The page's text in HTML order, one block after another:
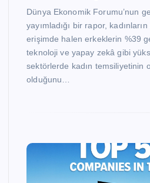
Dünya Ekonomik Forumu’nun
yayımladığı bir rapor,
erişimde halen erkeklerin %39
teknoloji ve yapay zekâ gibi
sektörlerde kadın temsiliyetinin
olduğunu…